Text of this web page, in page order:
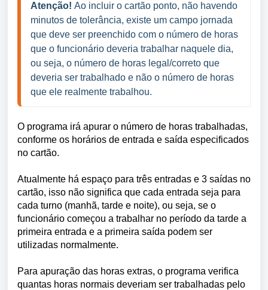
Atenção! Ao incluir o cartão ponto, não havendo
minutos de tolerância, existe um campo jornada
que deve ser preenchido com o número de horas
que o funcionário deveria trabalhar naquele dia,
ou seja, o número de horas legal/correto que
deveria ser trabalhado e não o número de horas
que ele realmente trabalhou.
O programa irá apurar o número de horas trabalhadas,
conforme os horários de entrada e saída especificados
no cartão.
Atualmente há espaço para três entradas e 3 saídas no
cartão, isso não significa que cada entrada seja para
cada turno (manhã, tarde e noite), ou seja, se o
funcionário começou a trabalhar no período da tarde a
primeira entrada e a primeira saída podem ser
utilizadas normalmente.
Para apuração das horas extras, o programa verifica
quantas horas normais deveriam ser trabalhadas pelo